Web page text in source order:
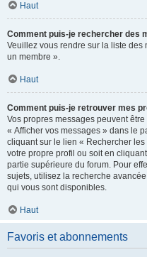
Haut
Comment puis-je rechercher des
Veuillez vous rendre sur la liste
un membre ».
Haut
Comment puis-je retrouver mes
Vos propres messages peuvent
« Afficher vos messages » dans le
cliquant sur le lien « Rechercher
votre propre profil ou soit en
partie supérieure du forum. Pour
sujets, utilisez la recherche
qui vous sont disponibles.
Haut
Favoris et abonnements